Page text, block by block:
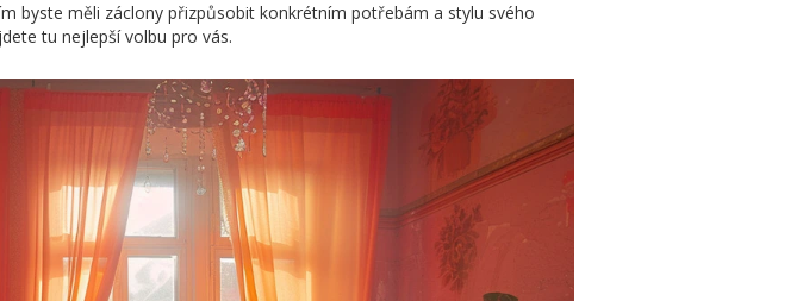
byste měli záclony přizpůsobit konkrétním potřebám a stylu svého
tu nejlepší volbu pro vás.